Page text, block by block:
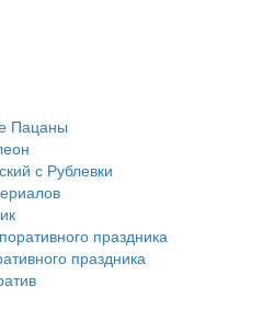
Пацаны
с Рублевки
праздника
праздника